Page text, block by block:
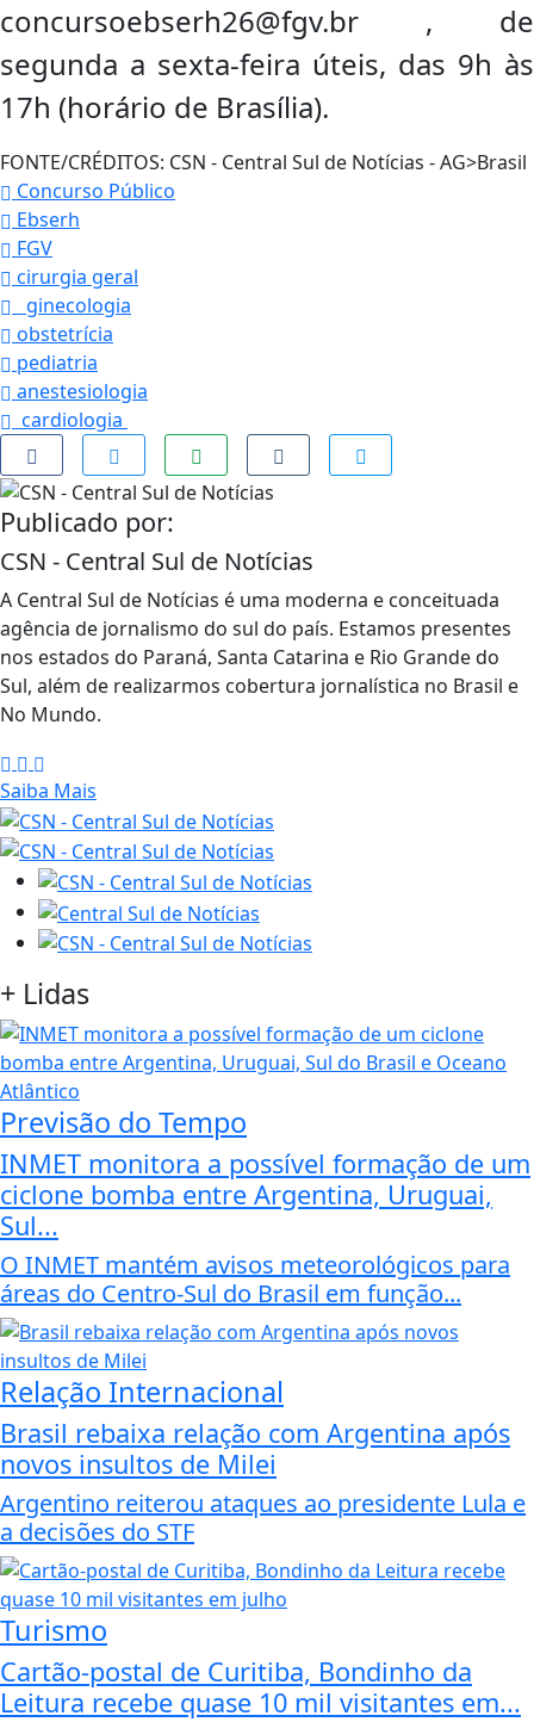
concursoebserh26@fgv.br , de
segunda a sexta-feira úteis, das 9h às
17h (horário de Brasília).
FONTE/CRÉDITOS: CSN - Central Sul de Notícias - AG>Brasil
Concurso Público
Ebserh
FGV
cirurgia geral
ginecologia
obstetrícia
pediatria
anestesiologia
cardiologia
Publicado por:
CSN - Central Sul de Notícias
A Central Sul de Notícias é uma moderna e conceituada
agência de jornalismo do sul do país. Estamos presentes
nos estados do Paraná, Santa Catarina e Rio Grande do
Sul, além de realizarmos cobertura jornalística no Brasil e
No Mundo.
Saiba Mais
+ Lidas
Previsão do Tempo
INMET monitora a possível formação de um
ciclone bomba entre Argentina, Uruguai,
Sul...
O INMET mantém avisos meteorológicos para
áreas do Centro-Sul do Brasil em função...
Relação Internacional
Brasil rebaixa relação com Argentina após
novos insultos de Milei
Argentino reiterou ataques ao presidente Lula e
a decisões do STF
Turismo
Cartão-postal de Curitiba, Bondinho da
Leitura recebe quase 10 mil visitantes em...